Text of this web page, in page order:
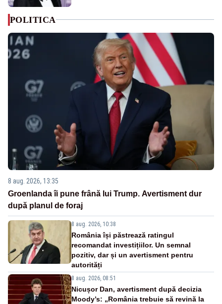
POLITICA
8 aug. 2026, 13:35
Groenlanda îi pune frână lui Trump. Avertisment dur
după planul de foraj
8 aug. 2026, 10:38
România își păstrează ratingul
recomandat investițiilor. Un semnal
pozitiv, dar și un avertisment pentru
autorități
8 aug. 2026, 08:51
Nicușor Dan, avertisment după decizia
Moody’s: „România trebuie să revină la